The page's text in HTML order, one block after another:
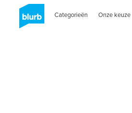
Categorieën Onze keuze